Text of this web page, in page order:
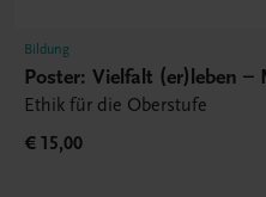
Bildung
Poster: Vielfalt (er)leben
Ethik für die Oberstufe
€ 15,00